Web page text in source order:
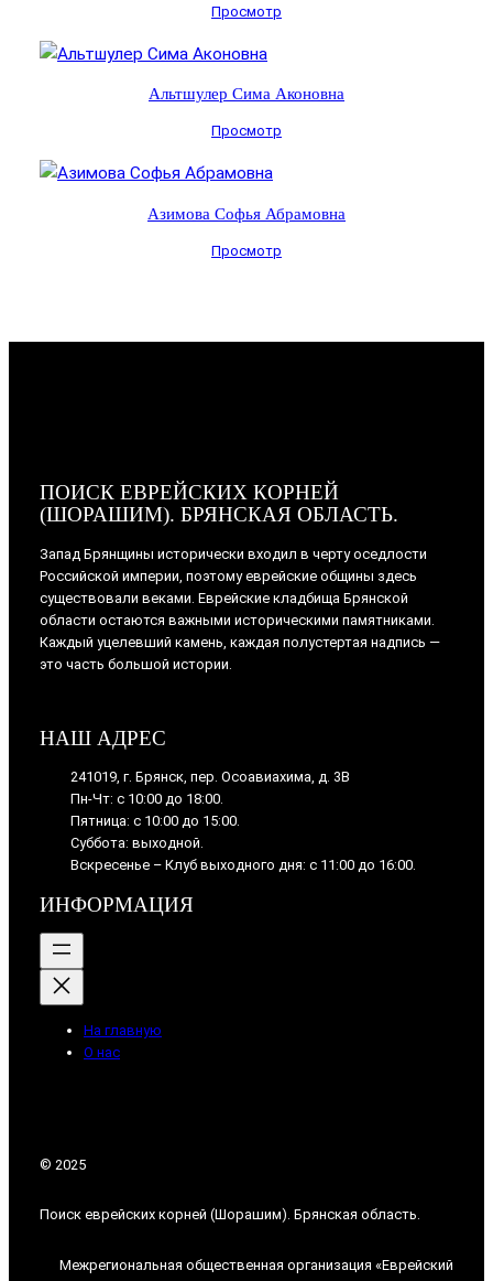
Просмотр
Альтшулер Сима Аконовна
Просмотр
Азимова Софья Абрамовна
Просмотр
ПОИСК ЕВРЕЙСКИХ КОРНЕЙ
(ШОРАШИМ). БРЯНСКАЯ ОБЛАСТЬ.
Запад Брянщины исторически входил в черту оседлости
Российской империи, поэтому еврейские общины здесь
существовали веками. Еврейские кладбища Брянской
области остаются важными историческими памятниками.
Каждый уцелевший камень, каждая полустертая надпись —
это часть большой истории.
НАШ АДРЕС
241019, г. Брянск, пер. Осоавиахима, д. 3В
Пн-Чт: с 10:00 до 18:00.
Пятница: с 10:00 до 15:00.
Суббота: выходной.
Вскресенье – Клуб выходного дня: с 11:00 до 16:00.
ИНФОРМАЦИЯ
На главную
О нас
© 2025
Поиск еврейских корней (Шорашим). Брянская область.
Межрегиональная общественная организация «Еврейский